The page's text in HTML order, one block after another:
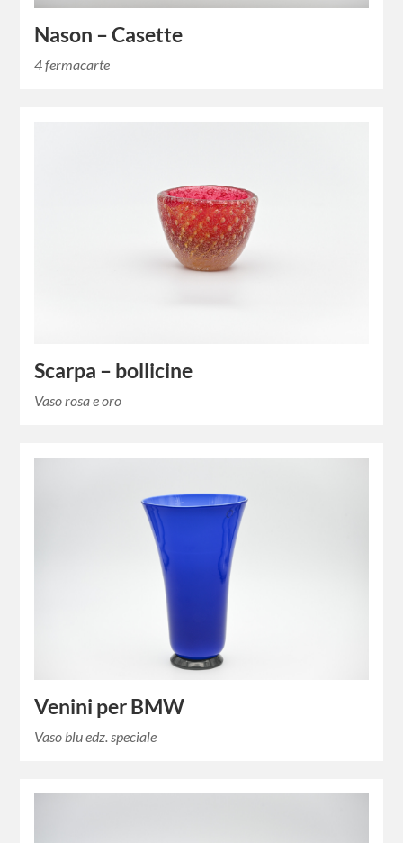
Nason – Casette
4 fermacarte
Scarpa – bollicine
Vaso rosa e oro
Venini per BMW
Vaso blu edz. speciale